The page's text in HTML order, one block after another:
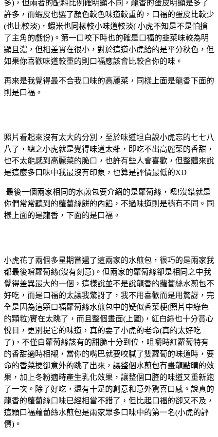
多)，但兩者的配料比例確明顯不同，龍香的蛋皮明顯是多了
許多，而蝦皮也選了顏色較色味道較重的，口福的蛋皮比較少
(也比較淡)，蝦米也同樣較小味道較淡( 小虎不知是不是怕搶
了主角的戲份)。第一口咬下時也的確是口福的韭菜味較為明
顯且濃，但相差實在很小，對於這道小虎給的是平分秋色，但
如果你喜歡味道較重的則口福應該會比較合你的味。
再來是我覺得最不合我口味的高麗菜，同樣上面是龍香下面的
則是口福。
照片看起來沒有太大的分別，至於味道坦白說小虎忘的七七八
八了，總之小虎就是覺得味道太雜，即吃不出高麗菜的香甜，
也不太能感到高麗菜的脆口，也許有些人會喜歡，但整體來說
是這麼多口味中我最沒有印象，也算是評價最低的XD
最後一個兩家相同的水煎包要介紹的是蘿蔔絲，嗯!沒錯就是
你們常常聽到的蘿蔔絲餅的內餡，不過味道則是稍有不同。同
樣上面的是龍香，下面的是口福。
小虎花了兩個多星期嘗遍了這兩家的水煎包，很巧的是兩家我
都最後嚐蘿蔔絲(沒有刻意)。但兩家的蘿蔔絲卻是相同之中我
覺得差異最大的一個，這樣說並不是說龍香的蘿蔔絲水煎包不
好吃，而是口福的太讓我驚訝了，我不用喜歡而是用驚訝，完
全是因為這顆口福蘿蔔絲水煎包中的疑似香菜梗(照片中綠色
的顆粒)實在太跳了，而且整個畫面(上圖)，紅白綠也十分賞心
悅目，更別提它的味道，真的要了小虎的老命(真的太好吃
了)，不僅白蘿蔔絲該有的甜脆十分到位，咀嚼時紅蘿蔔特有
的香甜適時相襯，當你的嘴巴就要咬膩了雙蘿蔔的味道時，要
命的香菜梗卻意外的跳了出來，讓整個水煎包有畫龍點晴的效
果，加上冬粉適時產生乳化效果，讓整個口腔的味道又重新跑
了一次。除了好吃，還有十足的創意和意外驚喜口感。說真的
龍香的蘿蔔絲口味已經相當不錯了，但比起口福的卻又不及，
這顆口福蘿蔔絲水煎包是兩家眾多口味中的第一名(小虎的評
價)。